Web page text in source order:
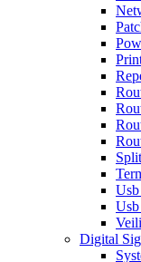
Digital